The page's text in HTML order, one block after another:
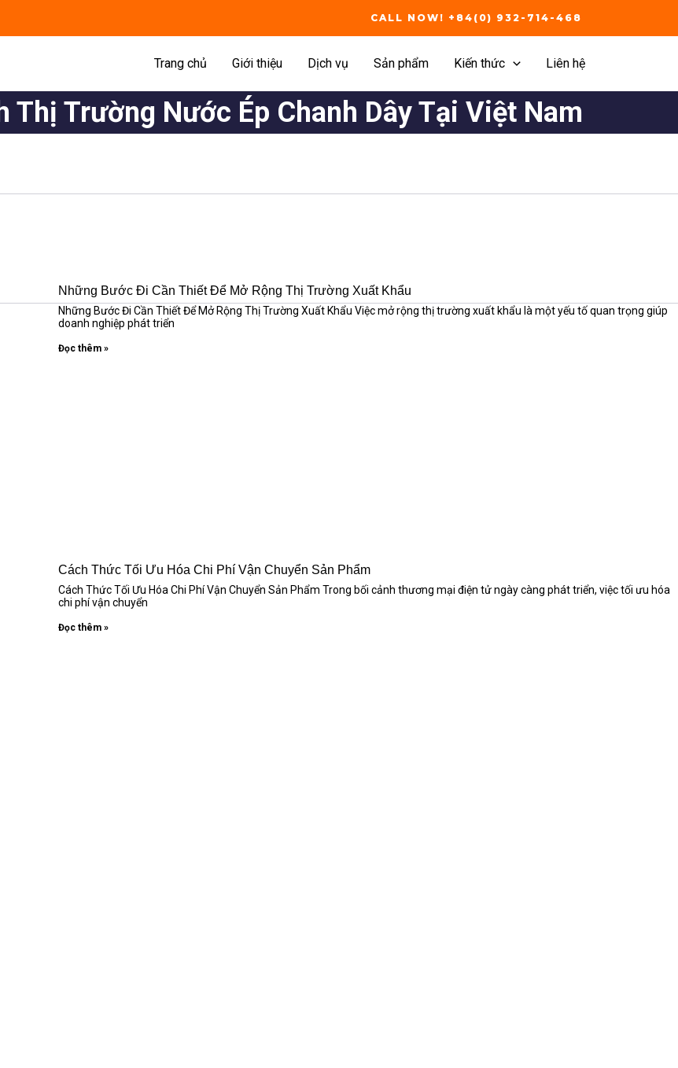
CALL NOW! +84(0) 932-714-468
Trang chủ Giới thiệu Dịch vụ Sản phẩm Kiến thức Liên hệ
Thị Trường Nước Ép Chanh Dây Tại Việt Nam
Những Bước Đi Cần Thiết Để Mở Rộng Thị Trường Xuất Khẩu
Những Bước Đi Cần Thiết Để Mở Rộng Thị Trường Xuất Khẩu Việc mở rộng thị trường xuất khẩu là một yếu tố quan trọng giúp
doanh nghiệp phát triển
Đọc thêm »
Cách Thức Tối Ưu Hóa Chi Phí Vận Chuyển Sản Phẩm
Cách Thức Tối Ưu Hóa Chi Phí Vận Chuyển Sản Phẩm Trong bối cảnh thương mại điện tử ngày càng phát triển, việc tối ưu hóa
chi phí vận chuyển
Đọc thêm »